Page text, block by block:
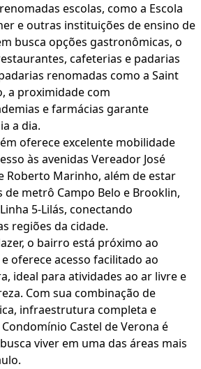
escolas, como a Escola
e outras instituições de ensino de
busca opções gastronômicas, o
cafeterias e padarias
renomadas como a Saint
a proximidade com
e farmácias garante
a dia.
oferece excelente mobilidade
às avenidas Vereador José
Roberto Marinho, além de estar
de metrô Campo Belo e Brooklin,
5-Lilás, conectando
regiões da cidade.
o bairro está próximo ao
oferece acesso facilitado ao
ideal para atividades ao ar livre e
Com sua combinação de
infraestrutura completa e
Castel de Verona é
viver em uma das áreas mais